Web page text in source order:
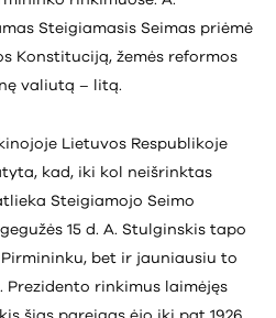
Steigiamasis Seimas priėmė
Konstituciją, žemės reformos
valiutą – litą.
Lietuvos Respublikoje
kad, iki kol neišrinktas
Steigiamojo Seimo
15 d. A. Stulginskis tapo
bet ir jauniausiu to
Prezidento rinkimus laimėjęs